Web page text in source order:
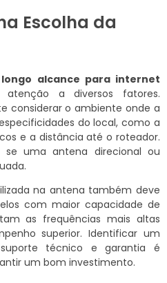
Escolha da
alcance para internet
a diversos fatores.
considerar o ambiente onde a
do local, como a
e a distância até o roteador.
se uma antena direcional ou
na antena também deve
com maior capacidade de
as frequências mais altas
superior. Identificar um
técnico e garantia é
um bom investimento.